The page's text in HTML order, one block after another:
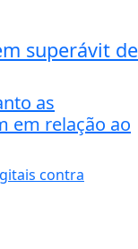
superávit de
as
em relação ao